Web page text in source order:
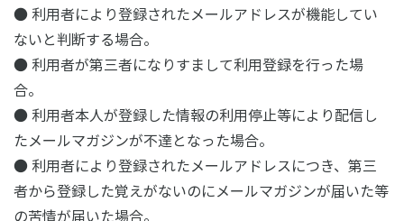
● 利用者により登録されたメールアドレスが機能してい
ないと判断する場合。
● 利用者が第三者になりすまして利用登録を行った場
合。
● 利用者本人が登録した情報の利用停止等により配信し
たメールマガジンが不達となった場合。
● 利用者により登録されたメールアドレスにつき、第三
者から登録した覚えがないのにメールマガジンが届いた等
の苦情が届いた場合。